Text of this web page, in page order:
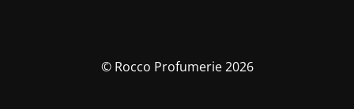
© Rocco Profumerie 2026